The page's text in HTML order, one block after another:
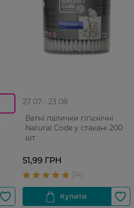
27 07 - 23 08
Ватні палички гiгiєнiчні
Natural Code у стакані 200
шт
51,99 ГРН